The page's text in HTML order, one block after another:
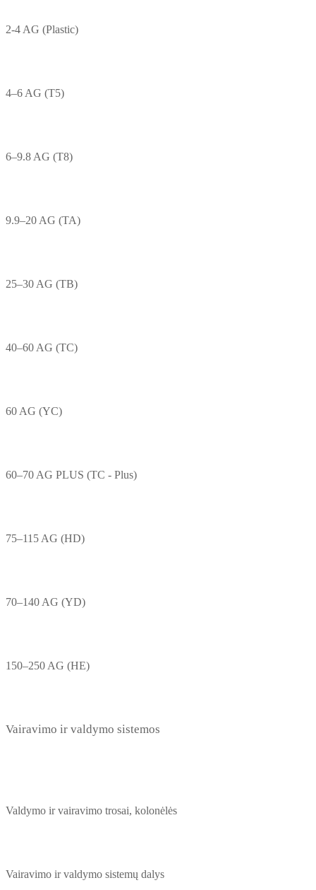
2-4 AG (Plastic)
4–6 AG (T5)
6–9.8 AG (T8)
9.9–20 AG (TA)
25–30 AG (TB)
40–60 AG (TC)
60 AG (YC)
60–70 AG PLUS (TC - Plus)
75–115 AG (HD)
70–140 AG (YD)
150–250 AG (HE)
Vairavimo ir valdymo sistemos
Valdymo ir vairavimo trosai, kolonėlės
Vairavimo ir valdymo sistemų dalys